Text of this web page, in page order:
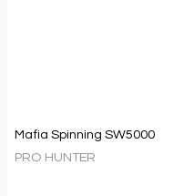
Mafia Spinning SW5000
PRO HUNTER